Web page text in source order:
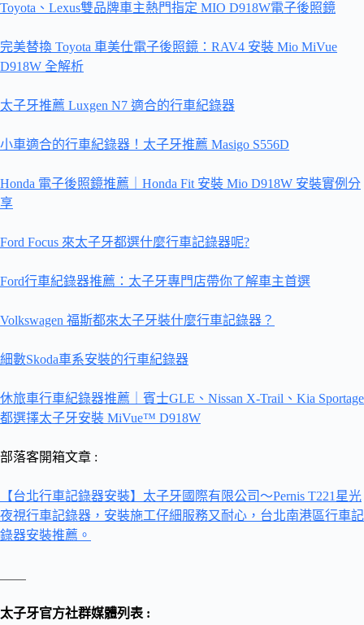
Toyota、Lexus雙品牌車主熱門指定 MIO D918W電子後照鏡
完美替換 Toyota 車美仕電子後照鏡：RAV4 安裝 Mio MiVue
D918W 全解析
太子牙推薦 Luxgen N7 適合的行車紀錄器
小車適合的行車紀錄器！太子牙推薦 Masigo S556D
Honda 電子後照鏡推薦｜Honda Fit 安裝 Mio D918W 安裝實例分
享
Ford Focus 來太子牙都選什麼行車記錄器呢?
Ford行車紀錄器推薦：太子牙專門店帶你了解車主首選
Volkswagen 福斯都來太子牙裝什麼行車記錄器？
細數Skoda車系安裝的行車紀錄器
休旅車行車紀錄器推薦｜賓士GLE、Nissan X-Trail、Kia Sportage
都選擇太子牙安裝 MiVue™ D918W
部落客開箱文章 :
【台北行車記錄器安裝】太子牙國際有限公司～Pernis T221星光
夜視行車記錄器，安裝施工仔細服務又耐心，台北南港區行車記
錄器安裝推薦。
太子牙官方社群媒體列表 :